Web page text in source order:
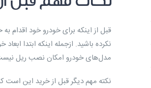
قبل از اینکه برای خودرو خود اقدام
نکرده باشید. ازجمله اینکه ابتدا
مدل‌های خودرو امکان نصب ریل
نکته مهم دیگر قبل از خرید این است